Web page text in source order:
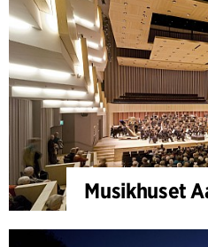
Musikhuset